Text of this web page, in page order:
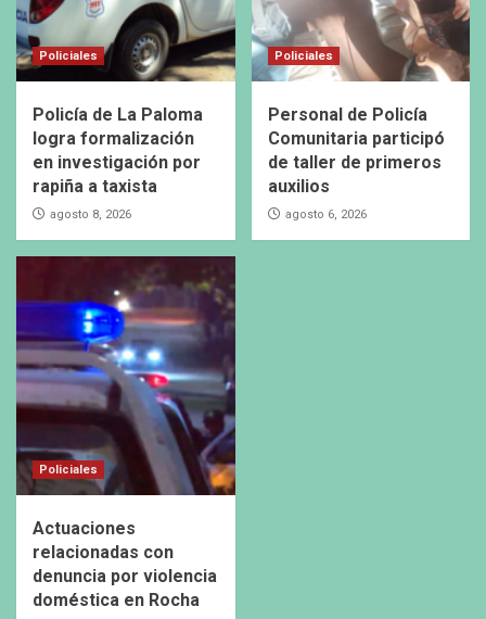
Policiales
Policía de La Paloma
logra formalización
en investigación por
rapiña a taxista
agosto 8, 2026
Policiales
Personal de Policía
Comunitaria participó
de taller de primeros
auxilios
agosto 6, 2026
Policiales
Actuaciones
relacionadas con
denuncia por violencia
doméstica en Rocha